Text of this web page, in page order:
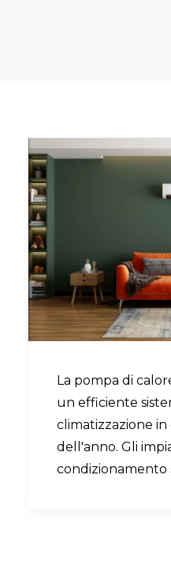
La pompa di
un efficiente
climatizzazione in
dell'anno. Gli
condizionamento